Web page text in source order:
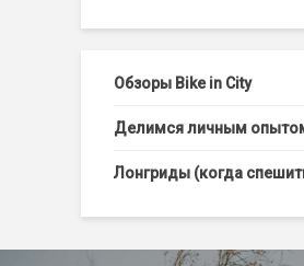
Обзоры Bike in City
Делимся личным
Лонгриды (когда